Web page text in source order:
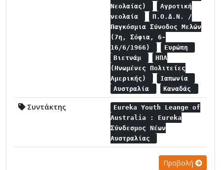
Νεολαίας)
Αγροτική
νεολαία
Π.Ο.Δ.Ν. /
Παγκόσμια Σύνοδος Μελών
(7η, Σόφια, 6-
16/6/1966)
Ευρώπη
Βιετνάμ
ΗΠΑ
(Ηνωμένες Πολιτείες
Αμερικής)
Ιαπωνία
Αυστραλία
Καναδάς
Συντάκτης
Eureka Youth Leange of
Australia : Eureka
Σύνδεσμος Νέων
Αυστραλίας
Προβολή